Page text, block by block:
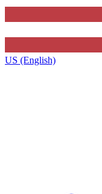
US (English)